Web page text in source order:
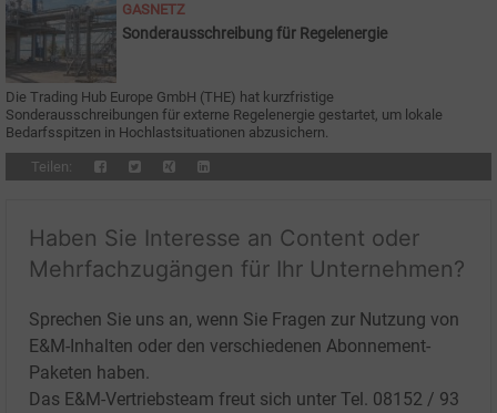
GASNETZ
Sonderausschreibung für Regelenergie
Die Trading Hub Europe GmbH (THE) hat kurzfristige
Sonderausschreibungen für externe Regelenergie gestartet, um lokale
Bedarfsspitzen in Hochlastsituationen abzusichern.
Teilen:
Haben Sie Interesse an Content oder
Mehrfachzugängen für Ihr Unternehmen?
Sprechen Sie uns an, wenn Sie Fragen zur Nutzung von
E&M-Inhalten oder den verschiedenen Abonnement-
Paketen haben.
Das E&M-Vertriebsteam freut sich unter Tel. 08152 / 93